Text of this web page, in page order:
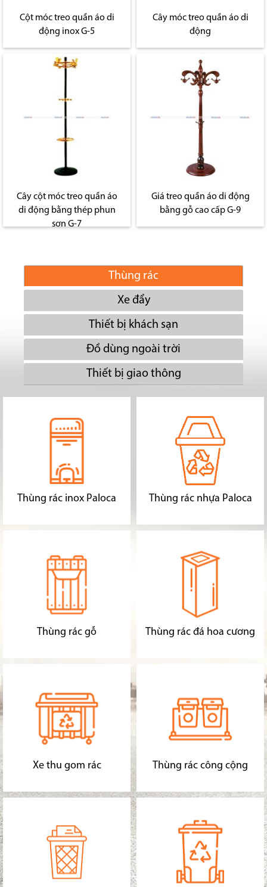
Cột móc treo quần áo di
động inox G-5
Cây móc treo quần áo di
động
Cây cột móc treo quần áo
di động bằng thép phun
sơn G-7
Giá treo quần áo di động
bằng gỗ cao cấp G-9
Thùng rác
Xe đẩy
Thiết bị khách sạn
Đồ dùng ngoài trời
Thiết bị giao thông
Thùng rác inox Paloca Thùng rác nhựa Paloca
Thùng rác gỗ Thùng rác đá hoa cương
Xe thu gom rác Thùng rác công cộng